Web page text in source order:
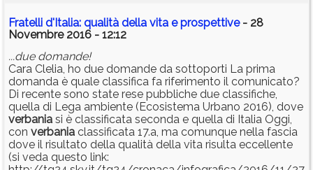
Fratelli d'Italia: qualità della vita e prospettive- 28
Novembre 2016 - 12:12
...due domande!
Cara Clelia, ho due domande da sottoporti La prima
domanda è quale classifica fa riferimento il comunicato?
Di recente sono state rese pubbliche due classifiche,
quella di Lega ambiente (Ecosistema Urbano 2016), dove
verbania si è classificata seconda e quella di Italia Oggi,
con verbania classificata 17.a, ma comunque nella fascia
dove il risultato della qualità della vita risulta eccellente
(si veda questo link: